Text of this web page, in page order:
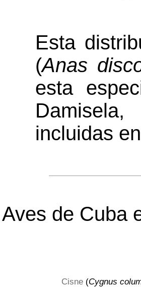
Esta
(Anas
esta
incluidas
Aves de Cuba
Cisne (Cygnus